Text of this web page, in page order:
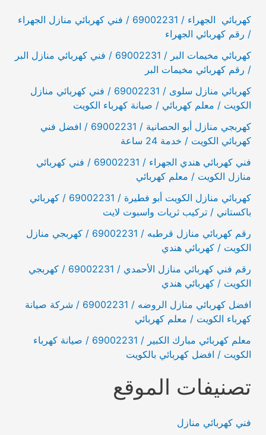
كهربائي الجهراء / 69002231 / فني كهربائي منازل الجهراء
/ رقم كهربائي الجهراء
كهربائي مخيمات البر / 69002231 / فني كهربائي منازل البر
/ رقم كهربائي مخيمات البر
كهربائي منازل سلوى / 69002231 / فني كهربائي منازل
الكويت / معلم كهربائي / صيانة كهرباء الكويت
كهربجي منازل أبو الحصانية / 69002231 / افضل فني
كهربائي الكويت / خدمة 24 ساعة
فني كهربائي هندي الجهراء / 69002231 / فني كهربائي
منازل الكويت / معلم كهربائي
كهربائي منازل الكويت أبو فطيرة / 69002231 / كهربائي
باكستاني / تركيب ثريات واسبوت لايت
رقم كهربائي منازل قرطبه / 69002231 / كهربجي منازل
الكويت / كهربائي هندي
رقم فني كهربائي منازل الأحمدي / 69002231 / كهربجي
الكويت / كهربائي هندي
افضل كهربائي منازل الروضه / 69002231 / شركة صيانة
كهرباء الكويت / معلم كهربائي
معلم كهربائي مبارك الكبير / 69002231 / صيانة كهرباء
الكويت / افضل كهربائي بالكويت
تصنيفات الموقع
فني كهربائي منازل